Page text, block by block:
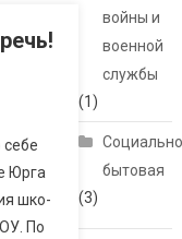
себе
Юрга
шко­
По
войны и
военной
службы
(1)
бытовая
(3)